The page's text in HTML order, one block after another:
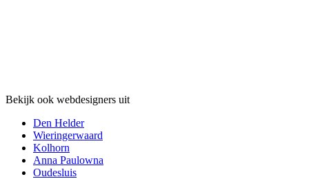
Bekijk ook webdesigners uit
Den Helder
Wieringerwaard
Kolhorn
Anna Paulowna
Oudesluis